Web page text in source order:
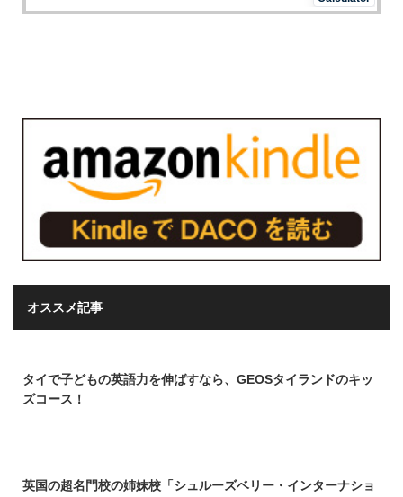
オススメ記事
タイで子どもの英語力を伸ばすなら、GEOSタイランドのキッ
ズコース！
英国の超名門校の姉妹校「シュルーズベリー・インターナショ